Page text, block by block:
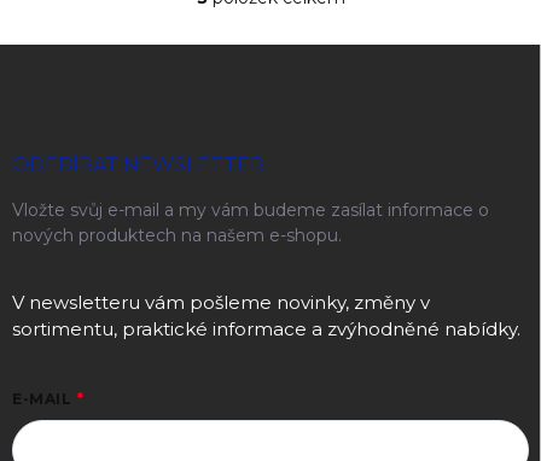
Ovládací prvky výpisu
ODEBÍRAT NEWSLETTER
Vložte svůj e-mail a my vám budeme zasílat informace o
nových produktech na našem e-shopu.
V newsletteru vám pošleme novinky, změny v
sortimentu, praktické informace a zvýhodněné nabídky.
E-MAIL